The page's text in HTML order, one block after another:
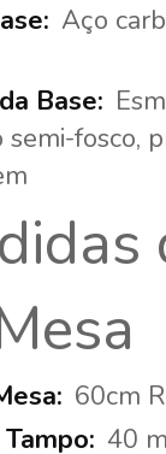
Aço
fosco,
60cm
40